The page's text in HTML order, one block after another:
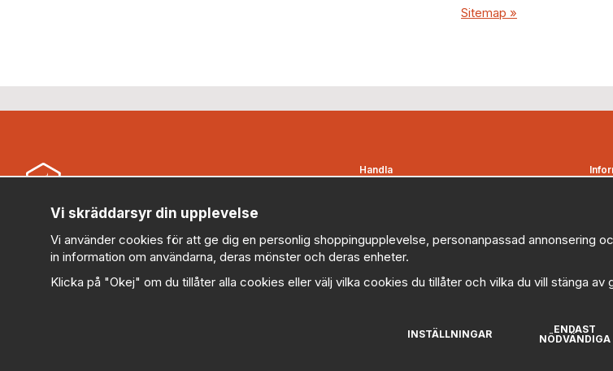
Sitemap »
Security Store Sweden AB (559430-0914)
kundservice@securitystore.se
010-303 78 95 (Vardagar 08:00-17:00)
Handla
Bevakningsbolag
Favoriter
Kampanjer
Om
Policy
Vi skräddarsyr din upplevelse
Vi använder cookies för att ge dig en personlig shoppingupplevelse, personanpassad annonsering
in information om användarna, deras mönster och deras enheter.
Klicka på "Okej" om du tillåter alla cookies eller välj vilka cookies du tillåter och vilka du vill stänga av
INSTÄLLNINGAR
ENDAST
NÖDVÄNDIGA